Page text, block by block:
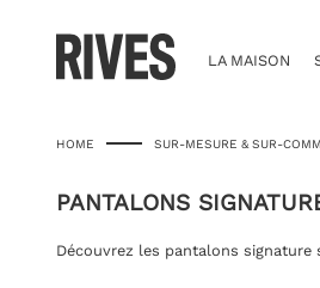
LA MAISON
HOME SUR-MESURE & SUR-
PANTALONS
Découvrez les pantalons signature